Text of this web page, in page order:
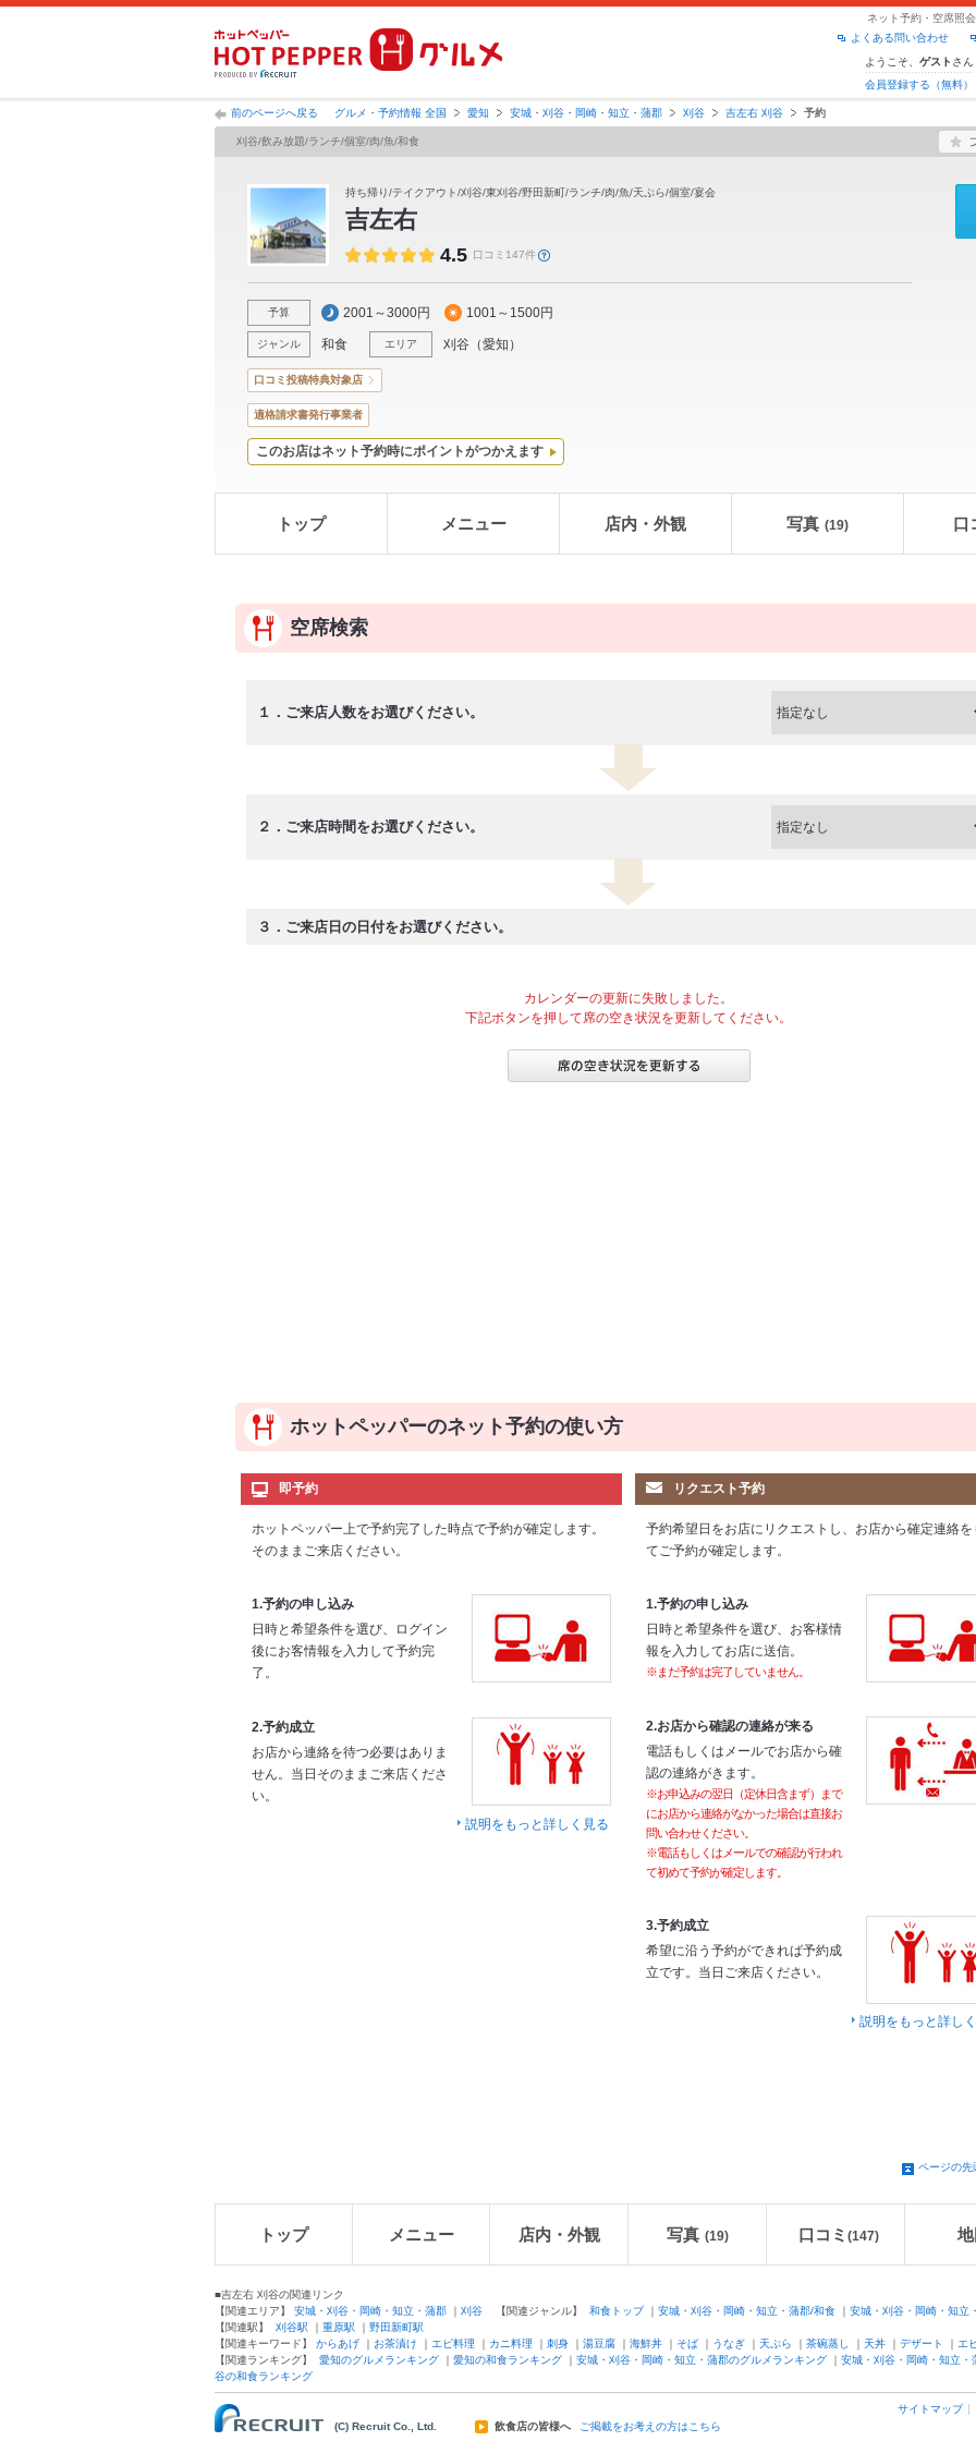
ネット予約・空席照
よくある問い合わせ
ようこそ、 ゲスト さん
会員登録する（無料）
前のページへ戻る グルメ・予約情報 全国 愛知 安城・刈谷・岡崎・知立・蒲郡 刈谷 吉左右 刈谷 予約
刈谷/飲み放題/ランチ/個室/肉/魚/和食
持ち帰り/テイクアウト/刈谷/東刈谷/野田新町/ランチ/肉/魚/天ぷら/個室/宴会
吉左右
4.5 口コミ147件
予算 2001～3000円 1001～1500円
ジャンル 和食 エリア 刈谷 （愛知 ）
口コミ投稿特典対象店
適格請求書発行事業者
このお店はネット予約時にポイントがつかえます
トップ メニュー 店内・外観 写真 (19) 口
空席検索
１．ご来店人数をお選びください。
２．ご来店時間をお選びください。
３．ご来店日の日付をお選びください。
カレンダーの更新に失敗しました。
下記ボタンを押して席の空き状況を更新してください。
ホットペッパーのネット予約の使い方
即予約
ホットペッパー上で予約完了した時点で予約が確定します。
そのままご来店ください。
1.予約の申し込み
日時と希望条件を選び、ログイン
後にお客情報を入力して予約完
了。
2.予約成立
お店から連絡を待つ必要はありま
せん。当日そのままご来店くださ
い。
説明をもっと詳しく見る
リクエスト予約
予約希望日をお店にリクエストし、お店から確定連絡を
てご予約が確定します。
1.予約の申し込み
日時と希望条件を選び、お客様情
報を入力してお店に送信。
※まだ予約は完了していません。
2.お店から確認の連絡が来る
電話もしくはメールでお店から確
認の連絡がきます。
※お申込みの翌日（定休日含まず）まで
にお店から連絡がなかった場合は直接お
問い合わせください。
※電話もしくはメールでの確認が行われ
て初めて予約が確定します。
3.予約成立
希望に沿う予約ができれば予約成
立です。当日ご来店ください。
説明をもっと詳し
ページの先
トップ メニュー 店内・外観 写真 (19) 口コミ (147)
■吉左右 刈谷の関連リンク
【関連エリア】 安城・刈谷・岡崎・知立・蒲郡 ｜ 刈谷 【関連ジャンル】 和食トップ｜ 安城・刈谷・岡崎・知立・蒲郡/和食 ｜ 安城・刈谷・岡崎・知立
【関連駅】 刈谷駅 ｜ 重原駅 ｜ 野田新町駅
【関連キーワード】 からあげ ｜ お茶漬け ｜ エビ料理 ｜ カニ料理 ｜ 刺身 ｜ 湯豆腐 ｜ 海鮮丼 ｜ そば ｜ うなぎ ｜ 天ぷら ｜ 茶碗蒸し ｜ 天丼 ｜ デザート ｜ エ
【関連ランキング】 愛知のグルメランキング ｜ 愛知の和食ランキング ｜ 安城・刈谷・岡崎・知立・蒲郡のグルメランキング ｜ 安城・刈谷・岡崎・知立・
谷の和食ランキング
サイトマップ
(C) Recruit Co., Ltd.
飲食店の皆様へ ご掲載をお考えの方はこちら